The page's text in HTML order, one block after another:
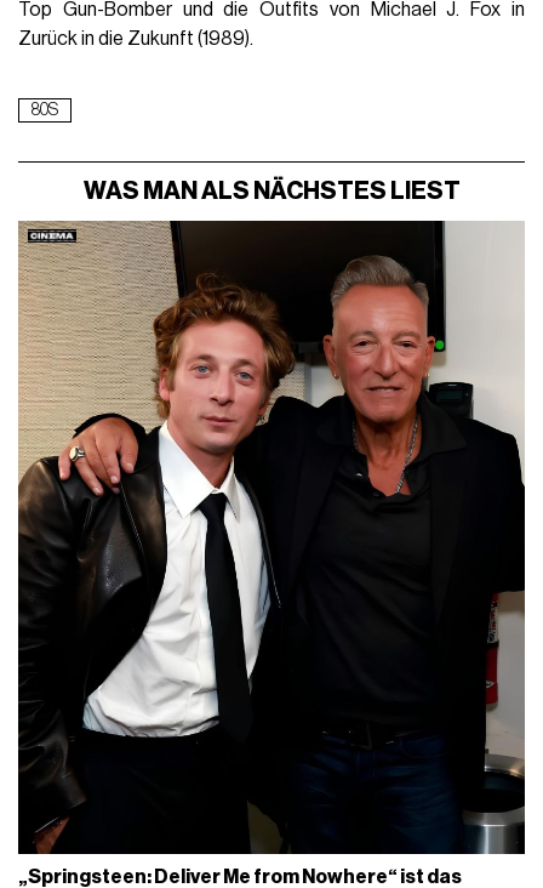
Top Gun-Bomber und die Outfits von Michael J. Fox in
Zurück in die Zukunft (1989).
80S
WAS MAN ALS NÄCHSTES LIEST
„Springsteen: Deliver Me from Nowhere“ ist das